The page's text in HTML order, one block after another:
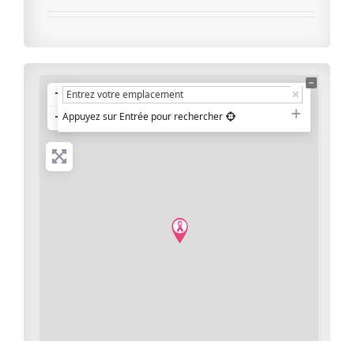
+
−Appuyez sur Entrée pour rechercher